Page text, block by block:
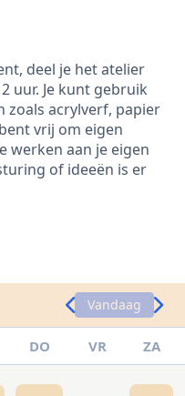
deel je het atelier
uur. Je kunt gebruik
zoals acrylverf, papier
vrij om eigen
werken aan je eigen
of ideeën is er
Vandaag
DO VR ZA